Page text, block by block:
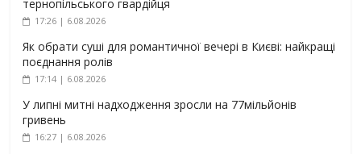
тернопільського гвардійця
17:26 | 6.08.2026
Як обрати суші для романтичної вечері в Києві: найкращі
поєднання ролів
17:14 | 6.08.2026
У липні митні надходження зросли на 77мільйонів
гривень
16:27 | 6.08.2026